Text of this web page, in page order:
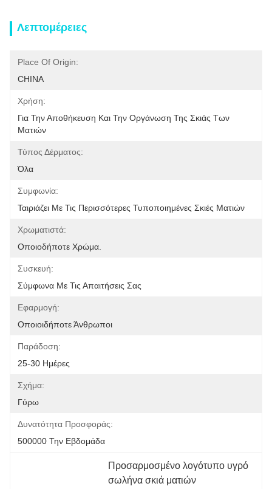
Λεπτομέρειες
Place Of Origin:
CHINA
Χρήση:
Για Την Αποθήκευση Και Την Οργάνωση Της Σκιάς Των
Ματιών
Τύπος Δέρματος:
Όλα
Συμφωνία:
Ταιριάζει Με Τις Περισσότερες Τυποποιημένες Σκιές Ματιών
Χρωματιστά:
Οποιοδήποτε Χρώμα.
Συσκευή:
Σύμφωνα Με Τις Απαιτήσεις Σας
Εφαρμογή:
Οποιοιδήποτε Άνθρωποι
Παράδοση:
25-30 Ημέρες
Σχήμα:
Γύρω
Δυνατότητα Προσφοράς:
500000 Την Εβδομάδα
Προσαρμοσμένο λογότυπο υγρό
σωλήνα σκιά ματιών